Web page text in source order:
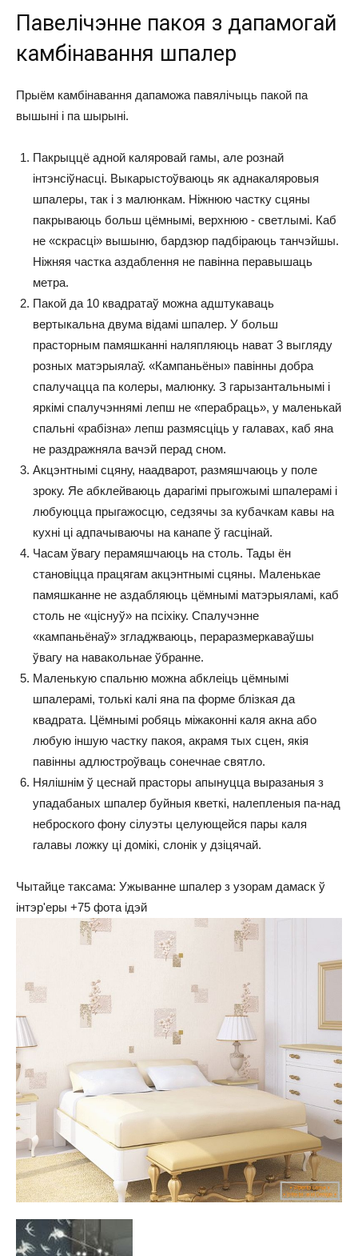
Павелічэнне пакоя з дапамогай
камбінавання шпалер
Прыём камбінавання дапаможа павялічыць пакой па
вышыні і па шырыні.
Пакрыццё адной каляровай гамы, але рознай
інтэнсіўнасці. Выкарыстоўваюць як аднакаляровыя
шпалеры, так і з малюнкам. Ніжнюю частку сцяны
пакрываюць больш цёмнымі, верхнюю - светлымі. Каб
не «скрасці» вышыню, бардзюр падбіраюць танчэйшы.
Ніжняя частка аздаблення не павінна перавышаць
метра.
Пакой да 10 квадратаў можна адштукаваць
вертыкальна двума відамі шпалер. У больш
прасторным памяшканні наляпляюць нават 3 выгляду
розных матэрыялаў. «Кампаньёны» павінны добра
спалучацца па колеры, малюнку. З гарызантальнымі і
яркімі спалучэннямі лепш не «перабраць», у маленькай
спальні «рабізна» лепш размясціць у галавах, каб яна
не раздражняла вачэй перад сном.
Акцэнтнымі сцяну, наадварот, размяшчаюць у поле
зроку. Яе абклейваюць дарагімі прыгожымі шпалерамі і
любуюцца прыгажосцю, седзячы за кубачкам кавы на
кухні ці адпачываючы на ​​канапе ў гасцінай.
Часам ўвагу перамяшчаюць на столь. Тады ён
становіцца працягам акцэнтнымі сцяны. Маленькае
памяшканне не аздабляюць цёмнымі матэрыяламі, каб
столь не «ціснуў» на псіхіку. Спалучэнне
«кампаньёнаў» згладжваюць, пераразмеркаваўшы
ўвагу на навакольнае ўбранне.
Маленькую спальню можна абклеіць цёмнымі
шпалерамі, толькі калі яна па форме блізкая да
квадрата. Цёмнымі робяць міжаконні каля акна або
любую іншую частку пакоя, акрамя тых сцен, якія
павінны адлюстроўваць сонечнае святло.
Нялішнім ў цеснай прасторы апынуцца выразаныя з
упадабаных шпалер буйныя кветкі, налепленыя па-над
неброского фону сілуэты целующейся пары каля
галавы ложку ці домікі, слонік у дзіцячай.
Чытайце таксама: Ужыванне шпалер з узорам дамаск ў
інтэр'еры +75 фота ідэй